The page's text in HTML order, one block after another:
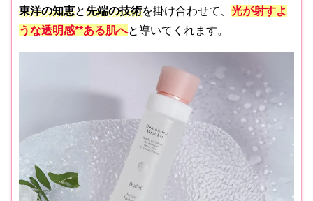
東洋の知恵と先端の技術を掛け合わせて、 光が射すよ
うな透明感**ある肌へと導いてくれます。